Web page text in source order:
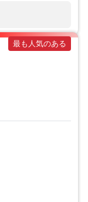
最も人気のある